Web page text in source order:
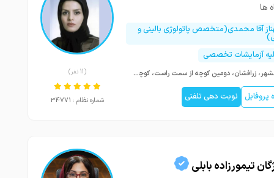
ها
آقا محمدی(متخصص پاتولوژی بالینی و
آزمایشات تخصصی
اسلامشهر، زرافشان، دومین کوچه از سمت راست، کوچه شهید نعمتی
نوبت دهی تلفنی
(11 نفر)
شماره نظام : 34771
تیمورزاده بابلی